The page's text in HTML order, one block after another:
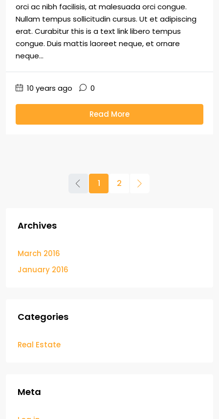
orci ac nibh facilisis, at malesuada orci congue.
Nullam tempus sollicitudin cursus. Ut et adipiscing
erat. Curabitur this is a text link libero tempus
congue. Duis mattis laoreet neque, et ornare
neque...
10 years ago 0
Read More
1 2
Archives
March 2016
January 2016
Categories
Real Estate
Meta